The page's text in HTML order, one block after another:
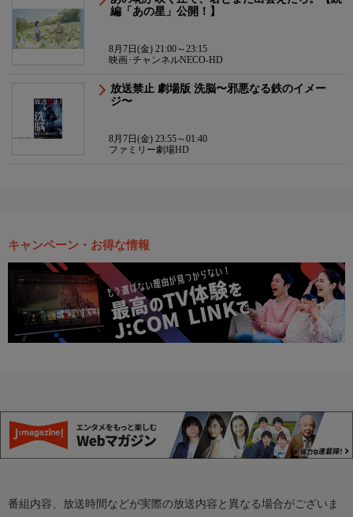
編「あの星」公開！】
8月7日(金) 21:00～23:15
映画･チャンネルNECO-HD
放送禁止 劇場版 洗脳〜邪悪なる鉄のイメー
ジ〜
8月7日(金) 23:55～01:40
ファミリー劇場HD
キャンペーン・お得な情報
番組内容、放送時間などが実際の放送内容と異なる場合がございま